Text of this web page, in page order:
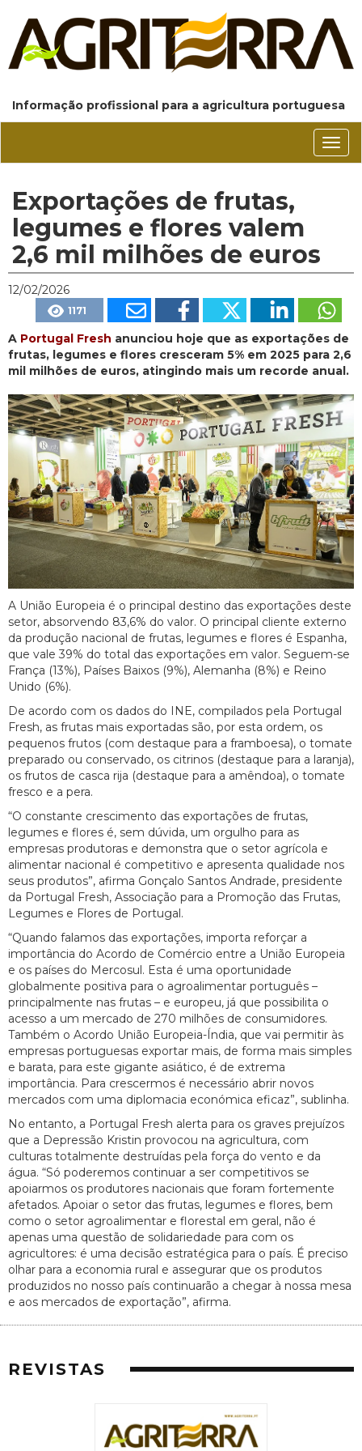
Informação profissional para a agricultura portuguesa
Exportações de frutas,
legumes e flores valem
2,6 mil milhões de euros
12/02/2026
1171
A Portugal Fresh anunciou hoje que as exportações de
frutas, legumes e flores cresceram 5% em 2025 para 2,6
mil milhões de euros, atingindo mais um recorde anual.
A União Europeia é o principal destino das exportações deste
setor, absorvendo 83,6% do valor. O principal cliente externo
da produção nacional de frutas, legumes e flores é Espanha,
que vale 39% do total das exportações em valor. Seguem-se
França (13%), Países Baixos (9%), Alemanha (8%) e Reino
Unido (6%).
De acordo com os dados do INE, compilados pela Portugal
Fresh, as frutas mais exportadas são, por esta ordem, os
pequenos frutos (com destaque para a framboesa), o tomate
preparado ou conservado, os citrinos (destaque para a laranja),
os frutos de casca rija (destaque para a amêndoa), o tomate
fresco e a pera.
“O constante crescimento das exportações de frutas,
legumes e flores é, sem dúvida, um orgulho para as
empresas produtoras e demonstra que o setor agrícola e
alimentar nacional é competitivo e apresenta qualidade nos
seus produtos”, afirma Gonçalo Santos Andrade, presidente
da Portugal Fresh, Associação para a Promoção das Frutas,
Legumes e Flores de Portugal.
“Quando falamos das exportações, importa reforçar a
importância do Acordo de Comércio entre a União Europeia
e os países do Mercosul. Esta é uma oportunidade
globalmente positiva para o agroalimentar português –
principalmente nas frutas – e europeu, já que possibilita o
acesso a um mercado de 270 milhões de consumidores.
Também o Acordo União Europeia-Índia, que vai permitir às
empresas portuguesas exportar mais, de forma mais simples
e barata, para este gigante asiático, é de extrema
importância. Para crescermos é necessário abrir novos
mercados com uma diplomacia económica eficaz”, sublinha.
No entanto, a Portugal Fresh alerta para os graves prejuízos
que a Depressão Kristin provocou na agricultura, com
culturas totalmente destruídas pela força do vento e da
água. “Só poderemos continuar a ser competitivos se
apoiarmos os produtores nacionais que foram fortemente
afetados. Apoiar o setor das frutas, legumes e flores, bem
como o setor agroalimentar e florestal em geral, não é
apenas uma questão de solidariedade para com os
agricultores: é uma decisão estratégica para o país. É preciso
olhar para a economia rural e assegurar que os produtos
produzidos no nosso país continuarão a chegar à nossa mesa
e aos mercados de exportação”, afirma.
REVISTAS